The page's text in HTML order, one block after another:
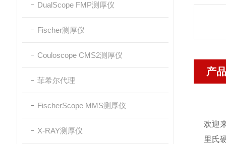
DualScope FMP测厚仪
Fischer测厚仪
Couloscope CMS2测厚仪
菲希尔代理
FischerScope MMS测厚仪
X-RAY测厚仪
产
欢迎
里氏